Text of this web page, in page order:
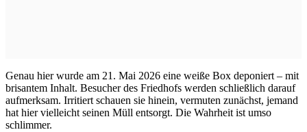
Genau hier wurde am 21. Mai 2026 eine weiße Box deponiert – mit
brisantem Inhalt. Besucher des Friedhofs werden schließlich darauf
aufmerksam. Irritiert schauen sie hinein, vermuten zunächst, jemand
hat hier vielleicht seinen Müll entsorgt. Die Wahrheit ist umso
schlimmer.